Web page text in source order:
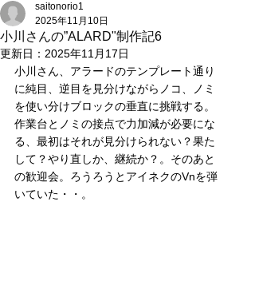
小川さんの”ALARD"制作記6
saitonorio1
2025年11月10日
更新日： 2025年11月17日
小川さん、アラードのテンプレート通り
に純目、逆目を見分けながらノコ、ノミ
を使い分けブロックの垂直に挑戦する。
作業台とノミの接点で力加減が必要にな
る、最初はそれが見分けられない？果た
して？やり直しか、継続か？。そのあと
の歓迎会。ろうろうとアイネクのVnを弾
いていた・・。